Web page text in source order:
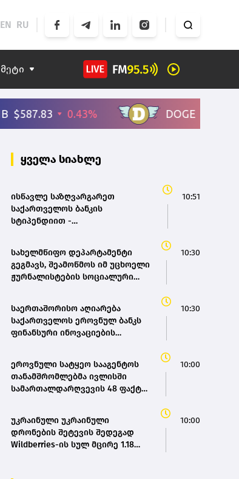
EN RU
მეტი
ყველა სიახლე
ისწავლე საზღვარგარეთ
საქართველოს ბანკის
სტიპენდიით -
მიღება დაიწყო
10:51
სახელმწიფო დეპარტამენტი
გეგმავს, შეამოწმოს იმ უცხოელი
ჟურნალისტების სოციალური
ვიზას ითხოვენ – „როიტერი“
10:30
საერთაშორისო აღიარება
საქართველოს ეროვნულ ბანკს
ფინანსური ინოვაციების
ამტკიცებს - ვარლამ ებანოიძე
10:30
ეროვნული სატყეო სააგენტოს
თანამშრომლებმა ივლისში
სამართალდარღვევის 48 ფაქტი
10:00
უკრაინული უკრაინული
დრონების შეტევის შედეგად
Wildberries-ის სულ მცირე 1.18
10:00